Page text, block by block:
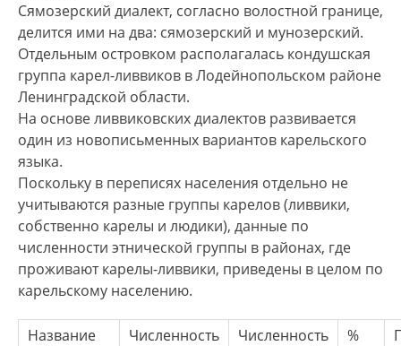
4. Варианты названия языка:livvin kieli,liygi.
5. Основным занятием ливвиковских карелов в
прошлом было животноводство, земледелие,
рыболовство, охота, различные промыслы.
Исповедуемой религией ливвиковских карел,
которую они восприняли еще на своей
прародине, является православное
христианство.
Сямозерский диалект, согласно волостной границе,
делится ими на два: сямозерский и мунозерский.
Отдельным островком располагалась кондушская
группа карел-ливвиков в Лодейнопольском районе
Ленинградской области.
На основе ливвиковских диалектов развивается
один из новописьменных вариантов карельского
языка.
Поскольку в переписях населения отдельно не
учитываются разные группы карелов (ливвики,
собственно карелы и людики), данные по
численности этнической группы в районах, где
проживают карелы-ливвики, приведены в целом по
карельскому населению.
Название
Численность
Численность
%